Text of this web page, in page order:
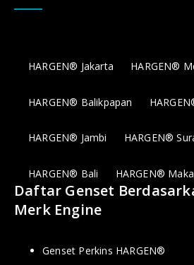
HARGEN® Jakarta HARGEN®
HARGEN® Balikpapan
HARGEN® Jambi HARGEN®
HARGEN® Bali HARGEN®
Daftar Genset
Merk Engine
Genset Perkins HARGEN®